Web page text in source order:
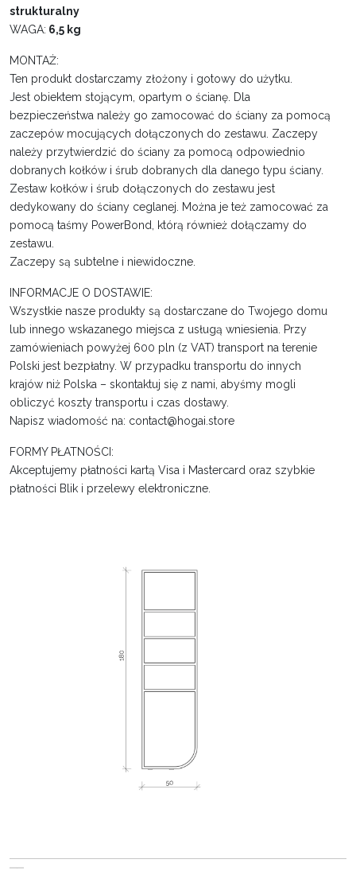
strukturalny
WAGA: 6,5 kg
MONTAŻ:
Ten produkt dostarczamy złożony i gotowy do użytku.
Jest obiektem stojącym, opartym o ścianę. Dla
bezpieczeństwa należy go zamocować do ściany za pomocą
zaczepów mocujących dołączonych do zestawu. Zaczepy
należy przytwierdzić do ściany za pomocą odpowiednio
dobranych kołków i śrub dobranych dla danego typu ściany.
Zestaw kołków i śrub dołączonych do zestawu jest
dedykowany do ściany ceglanej. Można je też zamocować za
pomocą taśmy PowerBond, którą również dołączamy do
zestawu.
Zaczepy są subtelne i niewidoczne.
INFORMACJE O DOSTAWIE:
Wszystkie nasze produkty są dostarczane do Twojego domu
lub innego wskazanego miejsca z usługą wniesienia. Przy
zamówieniach powyżej 600 pln (z VAT) transport na terenie
Polski jest bezpłatny. W przypadku transportu do innych
krajów niż Polska – skontaktuj się z nami, abyśmy mogli
obliczyć koszty transportu i czas dostawy.
Napisz wiadomość na: contact@hogai.store
FORMY PŁATNOŚCI:
Akceptujemy płatności kartą Visa i Mastercard oraz szybkie
płatności Blik i przelewy elektroniczne.